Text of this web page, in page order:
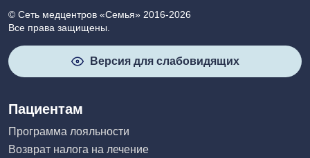
© Сеть медцентров «Семья» 2016-2026
Все права защищены.
Версия для слабовидящих
Пациентам
Программа лояльности
Возврат налога на лечение